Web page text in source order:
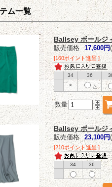
ム一覧
Ballsey ボールジ
販売価格 17,600円
[160ポイント進呈 ]
34 36
×
△
数量
Ballsey ボールジ
販売価格 23,100円
[210ポイント進呈 ]
34 36